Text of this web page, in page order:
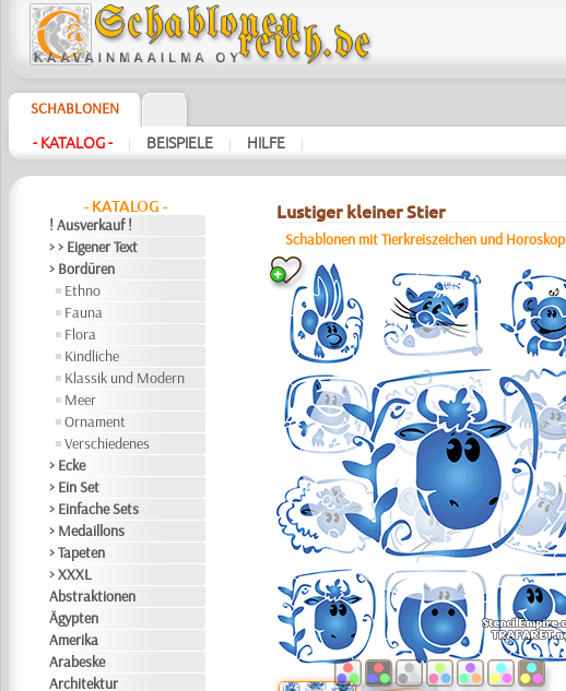
SCHABLONEN
- KATALOG - | BEISPIELE | HILFE |
- KATALOG -
! Ausverkauf !
> > Eigener Text
> Bordüren
Ethno
Fauna
Flora
Kindliche
Klassik und Modern
Meer
Ornament
Verschiedenes
> Ecke
> Ein Set
> Einfache Sets
> Medaillons
> Tapeten
> XXXL
Abstraktionen
Ägypten
Amerika
Arabeske
Architektur
Lustiger kleiner Stier
Schablonen mit Tierkreiszeichen und Horoskop